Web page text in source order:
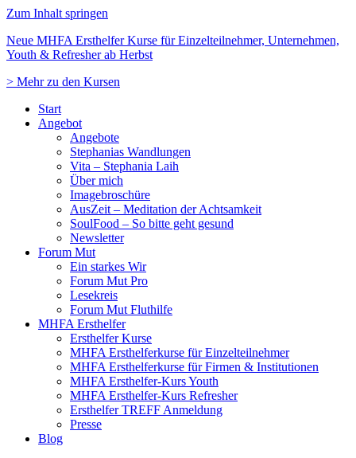
Zum Inhalt springen
Neue MHFA Ersthelfer Kurse für Einzelteilnehmer, Unternehmen,
Youth & Refresher ab Herbst
> Mehr zu den Kursen
Start
Angebot
Angebote
Stephanias Wandlungen
Vita – Stephania Laih
Über mich
Imagebroschüre
AusZeit – Meditation der Achtsamkeit
SoulFood – So bitte geht gesund
Newsletter
Forum Mut
Ein starkes Wir
Forum Mut Pro
Lesekreis
Forum Mut Fluthilfe
MHFA Ersthelfer
Ersthelfer Kurse
MHFA Ersthelferkurse für Einzelteilnehmer
MHFA Ersthelferkurse für Firmen & Institutionen
MHFA Ersthelfer-Kurs Youth
MHFA Ersthelfer-Kurs Refresher
Ersthelfer TREFF Anmeldung
Presse
Blog